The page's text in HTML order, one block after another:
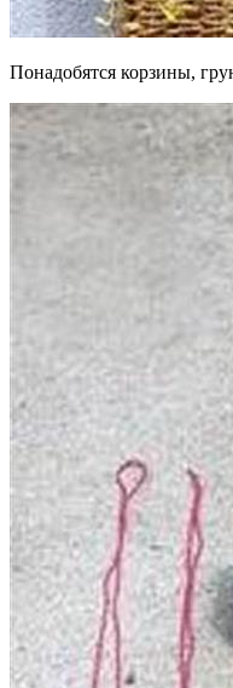
Понадобятся корзины,